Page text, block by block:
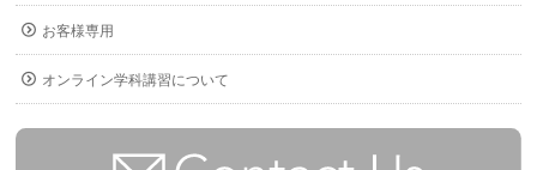
お客様専用
オンライン学科講習について